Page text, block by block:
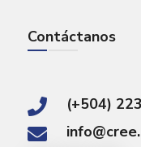
Contáctanos
(+504)